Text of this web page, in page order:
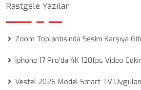
Rastgele Yazılar
Zoom Toplantısında Sesim Karşıya
İphone 17 Pro'da 4K 120fps Video
Vestel 2026 Model Smart TV